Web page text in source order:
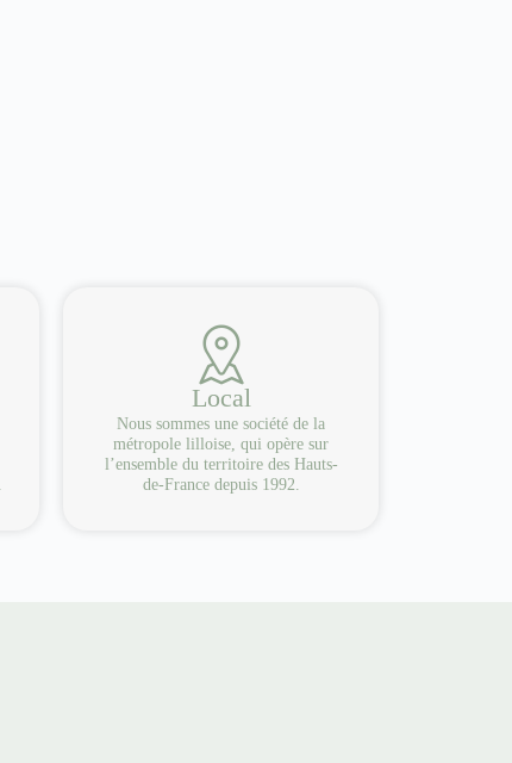
Local
Nous sommes une société de la
métropole lilloise, qui opère sur
l’ensemble du territoire des Hauts-
de-France depuis 1992.